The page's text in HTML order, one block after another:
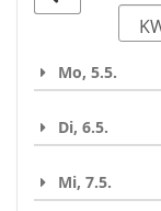
zur
Mo, 5.5.
Di, 6.5.
Mi, 7.5.